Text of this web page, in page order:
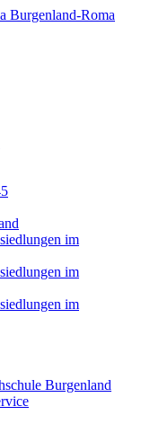
Burgenland-Roma
im
im
im
Burgenland